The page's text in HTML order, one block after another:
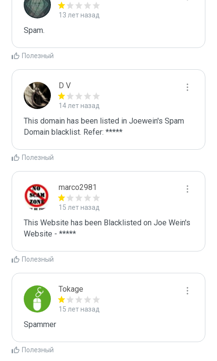
13 лет назад
Spam.
Полезный
D V
14 лет назад
This domain has been listed in Joewein's Spam
Domain blacklist. Refer: *****
Полезный
marco2981
15 лет назад
This Website has been Blacklisted on Joe Wein's
Website - *****
Полезный
Tokage
15 лет назад
Spammer
Полезный